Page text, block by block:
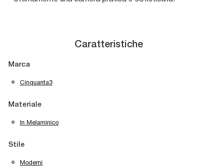
Caratteristiche
Marca
Cinquanta3
Materiale
In Melaminico
Stile
Moderni